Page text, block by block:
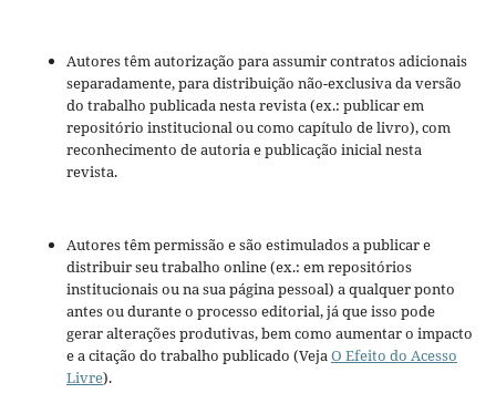
Autores têm autorização para assumir contratos adicionais
separadamente, para distribuição não-exclusiva da versão
do trabalho publicada nesta revista (ex.: publicar em
repositório institucional ou como capítulo de livro), com
reconhecimento de autoria e publicação inicial nesta
revista.
Autores têm permissão e são estimulados a publicar e
distribuir seu trabalho online (ex.: em repositórios
institucionais ou na sua página pessoal) a qualquer ponto
antes ou durante o processo editorial, já que isso pode
gerar alterações produtivas, bem como aumentar o impacto
e a citação do trabalho publicado (VejaO Efeito do Acesso
Livre).